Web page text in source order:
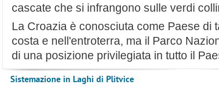
cascate che si infrangono sulle verdi
La Croazia è conosciuta come Paese di
costa e nell'entroterra, ma il Parco
di una posizione privilegiata in tutto il
Sistemazione in Laghi di Plitvice